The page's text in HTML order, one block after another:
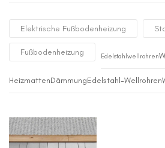
Elektrische Fußbodenheizung
Fußbodenheizung Edelstahlwellrohren
HeizmattenDämmungEdelstahl-Wellrohren